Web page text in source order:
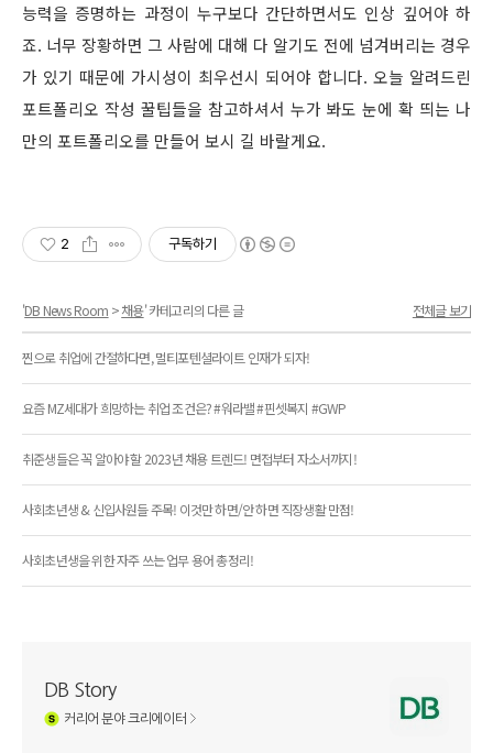
능력을 증명하는 과정이 누구보다 간단하면서도 인상 깊어야 하
죠. 너무 장황하면 그 사람에 대해 다 알기도 전에 넘겨버리는 경우
가 있기 때문에 가시성이 최우선시 되어야 합니다. 오늘 알려드린
포트폴리오 작성 꿀팁들을 참고하셔서 누가 봐도 눈에 확 띄는 나
만의 포트폴리오를 만들어 보시 길 바랄게요.
2 구독하기
'DB News Room >채용' 카테고리의 다른 글
찐으로 취업에 간절하다면, 멀티포텐셜라이트 인재가 되자!
요즘 MZ세대가 희망하는 취업 조건은? #워라밸 #핀셋복지 #GWP
취준생들은 꼭 알아야 할 2023년 채용 트렌드! 면접부터 자소서까지!
사회초년생 & 신입사원들 주목! 이것만 하면/안 하면 직장생활 만점!
사회초년생을 위한 자주 쓰는 업무 용어 총정리!
전체글 보기
DB Story
커리어 분야 크리에이터